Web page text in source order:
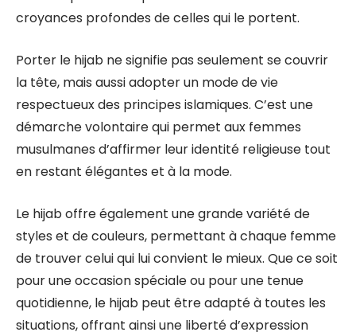
croyances profondes de celles qui le portent.
Porter le hijab ne signifie pas seulement se couvrir
la tête, mais aussi adopter un mode de vie
respectueux des principes islamiques. C’est une
démarche volontaire qui permet aux femmes
musulmanes d’affirmer leur identité religieuse tout
en restant élégantes et à la mode.
Le hijab offre également une grande variété de
styles et de couleurs, permettant à chaque femme
de trouver celui qui lui convient le mieux. Que ce soit
pour une occasion spéciale ou pour une tenue
quotidienne, le hijab peut être adapté à toutes les
situations, offrant ainsi une liberté d’expression